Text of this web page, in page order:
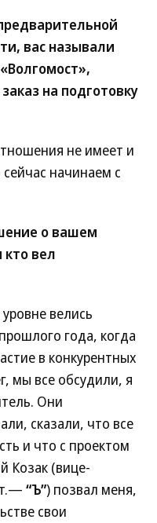
вас называли
на подготовку
не имеет и
начинаем с
о вашем
кто вел
велись
года, когда
в конкурентных
мы все обсудили, я
Они
сказали, что все
и что с проектом
Козак (вице-
“Ъ”) позвал меня,
свои